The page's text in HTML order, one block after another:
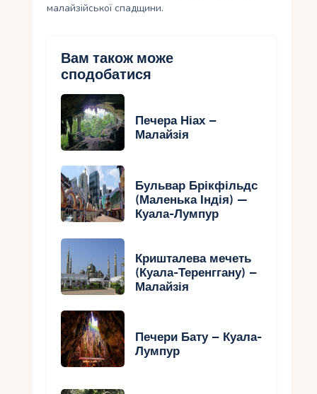
малайзійської спадщини.
Вам також може
сподобатися
Печера Ніах –
Малайзія
Бульвар Брікфільдс
(Маленька Індія) —
Куала-Лумпур
Кришталева мечеть
(Куала-Теренггану) –
Малайзія
Печери Бату – Куала-
Лумпур